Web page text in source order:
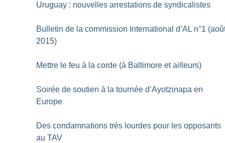
Uruguay : nouvelles arrestations de syndicalistes
Bulletin de la commission International d’AL n°1
2015)
Mettre le feu à la corde (à Baltimore et ailleurs)
Soirée de soutien à la tournée d’Ayotzinapa en
Europe
Des condamnations très lourdes pour les opposants
au TAV